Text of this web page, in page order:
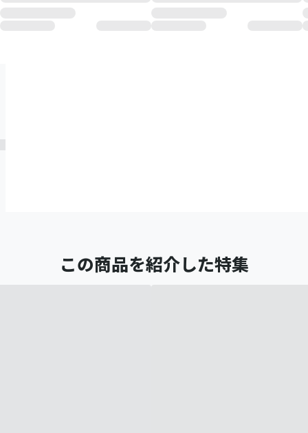
この商品を紹介した特集